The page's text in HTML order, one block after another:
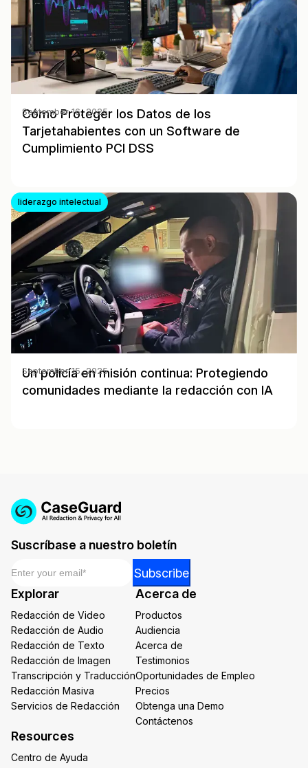
Cómo Proteger los Datos de los
Tarjetahabientes con un Software de
Cumplimiento PCI DSS
September 16, 2025
liderazgo intelectual
Un policía en misión continua: Protegiendo
comunidades mediante la redacción con IA
September 15, 2025
Suscríbase a nuestro boletín
Email
Subscribe
Explorar
Redacción de Video
Redacción de Audio
Redacción de Texto
Redacción de Imagen
Transcripción y Traducción
Redacción Masiva
Servicios de Redacción
Acerca de
Productos
Audiencia
Acerca de
Testimonios
Oportunidades de Empleo
Precios
Obtenga una Demo
Contáctenos
Resources
Centro de Ayuda